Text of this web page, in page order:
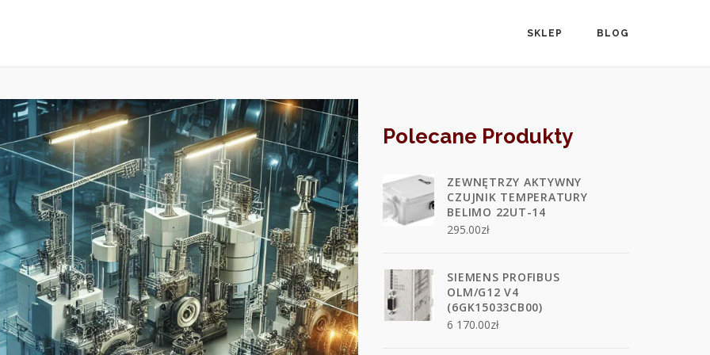
SKLEP BLOG
Polecane Produkty
ZEWNĘTRZY AKTYWNY
CZUJNIK TEMPERATURY
BELIMO 22UT-14
295.00zł
SIEMENS PROFIBUS
OLM/G12 V4
(6GK15033CB00)
6 170.00zł